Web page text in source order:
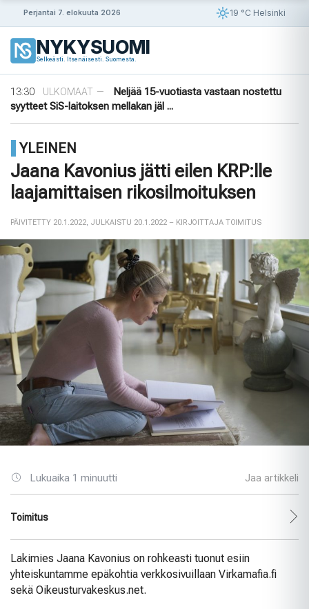
Perjantai 7. elokuuta 2026 19 °C Helsinki
NYKYSUOMI
Selkeästi. Itsenäisesti. Suomesta.
sato
14:56
ULKOMAAT —
Puola ja Yhdysvallat neuvottelevat
pysyvistä sotilastukikohdista
13:30
ULKOMAAT —
Neljää 15-vuotiasta vastaan nostettu
syytteet SiS-laitoksen mellakan jäl ...
11:45
Yli 1 000 saksalaista oikeusalan
09:56
ULKOMAAT
luontoon Kazakstanissa 70 vuoteen
09:30
ULKOMAAT —
Puutarhasta pöytään: Ruotsin elokuun
sato
pysyvistä sotilastukikohdista
YLEINEN
Jaana Kavonius jätti eilen KRP:lle
laajamittaisen rikosilmoituksen
PÄIVITETTY 20.1.2022 JULKAISTU 20.1.2022 – KIRJOITTAJA TOIMITUS
Lukuaika 1 minuutti Jaa artikkeli
Toimitus
Lakimies Jaana Kavonius on rohkeasti tuonut esiin
yhteiskuntamme epäkohtia verkkosivuillaan Virkamafia.fi
sekä Oikeusturvakeskus.net.